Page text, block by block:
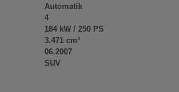
Automatik
4
184 kW / 250 PS
3.471 cm³
06.2007
SUV